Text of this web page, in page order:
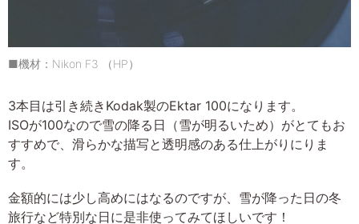
■機材：Nikon F3 （HP）
3本目は引き続きKodak製のEktar 100になります。
ISOが100なので雪の降る日（雪が明るいため）がとてもお
すすめで、滑らかな描写と透明感のある仕上がりにりま
す。
金額的には少し高めにはなるのですが、雪が降った日の冬
旅行など特別な日に是非使ってみてほしいです！